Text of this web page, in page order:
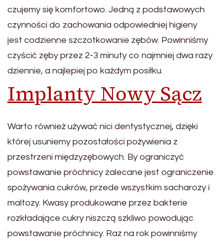
czujemy się komfortowo. Jedną z podstawowych
czynności do zachowania odpowiedniej higieny
jest codzienne szczotkowanie zębów. Powinniśmy
czyścić zęby przez 2-3 minuty co najmniej dwa razy
dziennie, a najlepiej po każdym posiłku.
Implanty Nowy Sącz
Warto również używać nici dentystycznej, dzięki
której usuniemy pozostałości pożywienia z
przestrzeni międzyzębowych. By ograniczyć
powstawanie próchnicy zalecane jest ograniczenie
spożywania cukrów, przede wszystkim sacharozy i
maltozy. Kwasy produkowane przez bakterie
rozkładające cukry niszczą szkliwo powodując
powstawanie próchnicy. Raz na rok powinniśmy